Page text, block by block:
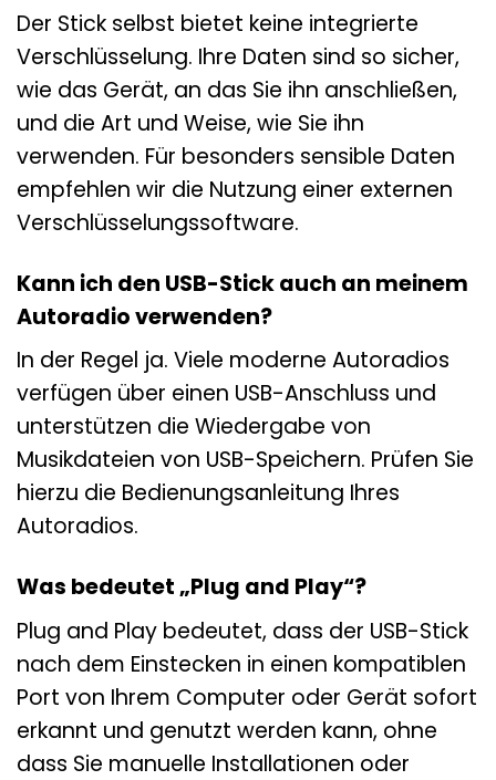
Der Stick selbst bietet keine integrierte
Verschlüsselung. Ihre Daten sind so sicher,
wie das Gerät, an das Sie ihn anschließen,
und die Art und Weise, wie Sie ihn
verwenden. Für besonders sensible Daten
empfehlen wir die Nutzung einer externen
Verschlüsselungssoftware.
Kann ich den USB-Stick auch an meinem
Autoradio verwenden?
In der Regel ja. Viele moderne Autoradios
verfügen über einen USB-Anschluss und
unterstützen die Wiedergabe von
Musikdateien von USB-Speichern. Prüfen Sie
hierzu die Bedienungsanleitung Ihres
Autoradios.
Was bedeutet „Plug and Play“?
Plug and Play bedeutet, dass der USB-Stick
nach dem Einstecken in einen kompatiblen
Port von Ihrem Computer oder Gerät sofort
erkannt und genutzt werden kann, ohne
dass Sie manuelle Installationen oder